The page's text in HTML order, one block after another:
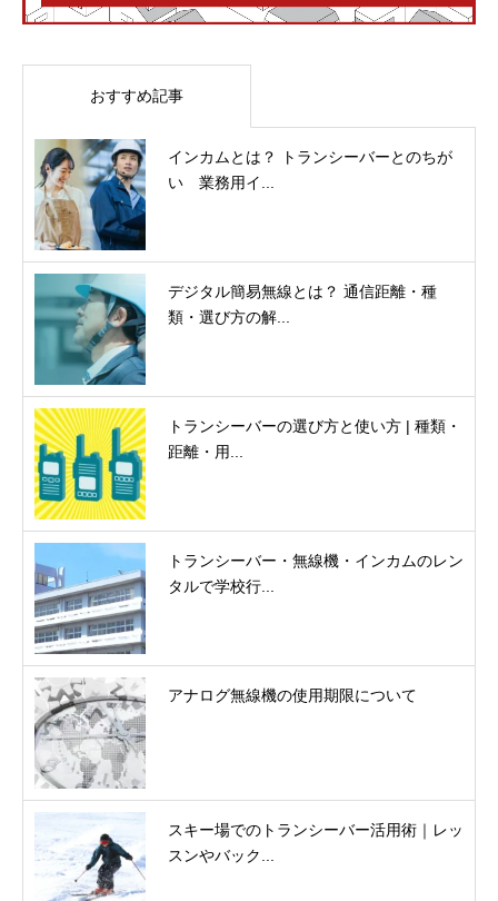
おすすめ記事
インカムとは？ トランシーバーとのちが
い 業務用イ...
デジタル簡易無線とは？ 通信距離・種
類・選び方の解...
トランシーバーの選び方と使い方 | 種類・
距離・用...
トランシーバー・無線機・インカムのレン
タルで学校行...
アナログ無線機の使用期限について
スキー場でのトランシーバー活用術｜レッ
スンやバック...